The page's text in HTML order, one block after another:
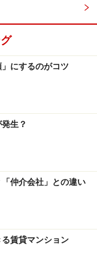
にするのがコツ
生？
仲介会社」との違い
賃貸マンション